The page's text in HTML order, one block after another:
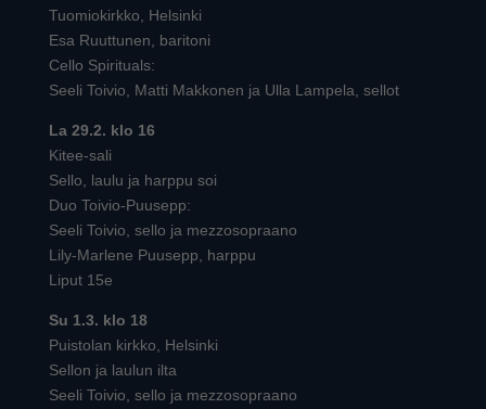
Tuomiokirkko, Helsinki
Esa Ruuttunen, baritoni
Cello Spirituals:
Seeli Toivio, Matti Makkonen ja Ulla Lampela, sellot
La 29.2. klo 16
Kitee-sali
Sello, laulu ja harppu soi
Duo Toivio-Puusepp:
Seeli Toivio, sello ja mezzosopraano
Lily-Marlene Puusepp, harppu
Liput 15e
Su 1.3. klo 18
Puistolan kirkko, Helsinki
Sellon ja laulun ilta
Seeli Toivio, sello ja mezzosopraano